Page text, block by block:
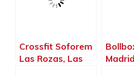
Crossfit Soforem
Las Rozas, Las